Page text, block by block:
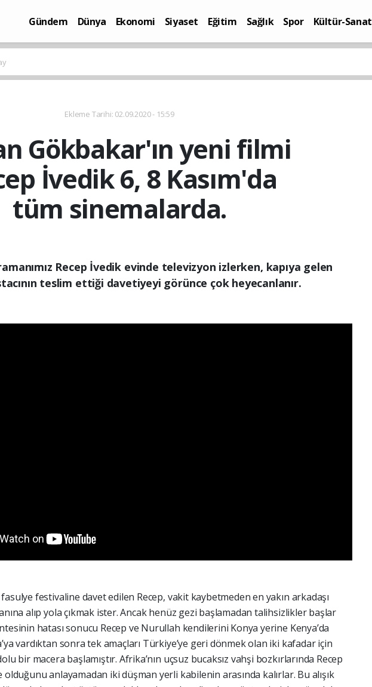
Gündem Dünya Ekonomi Siyaset Eğitim Sağlık Spor
Kültür-Sanat
Ekleme Tarihi: 02.09.2020 - 15:59
Gökbakar'ın yeni filmi
İvedik 6, 8 Kasım'da
tüm sinemalarda.
Recep İvedik evinde televizyon izlerken, kapıya gelen
teslim ettiği davetiyeyi görünce çok heyecanlanır.
festivaline davet edilen Recep, vakit kaybetmeden en yakın arkadaşı
alıp yola çıkmak ister. Ancak henüz gezi başlamadan talihsizlikler başlar
hatası sonucu Recep ve Nurullah kendilerini Konya yerine Kenya’da
vardıktan sonra tek amaçları Türkiye’ye geri dönmek olan iki kafadar için
bir macera başlamıştır. Afrika’nın uçsuz bucaksız vahşi bozkırlarında Recep
anlayamadan iki düşman yerli kabilenin arasında kalırlar. Bu alışık